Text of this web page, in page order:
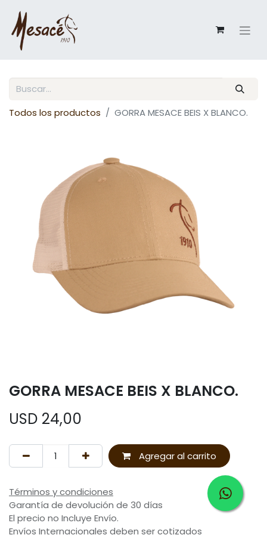
Todos los productos GORRA MESACE BEIS X BLANCO.
GORRA MESACE BEIS X BLANCO.
USD 24,00
Agregar al carrito
Términos y condiciones
Garantía de devolución de 30 días
El precio no Incluye Envío.
Envíos Internacionales deben ser cotizados